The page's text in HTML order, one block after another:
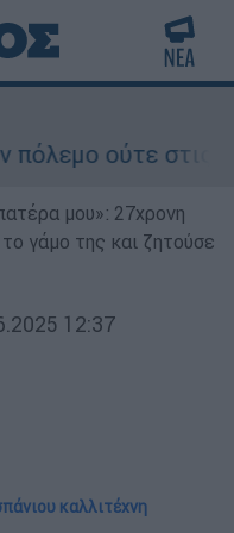
ούτε στις
μου»: 27χρονη
γάμο της και ζητούσε
12:37
καλλιτέχνη